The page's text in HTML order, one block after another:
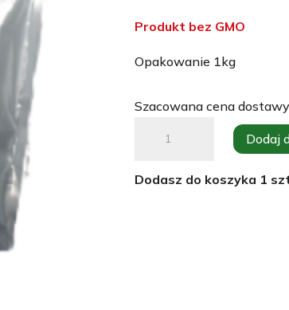
Produkt bez GMO
Opakowanie 1kg
Szacowana cena
Dodaj
Dodasz do koszyka 1